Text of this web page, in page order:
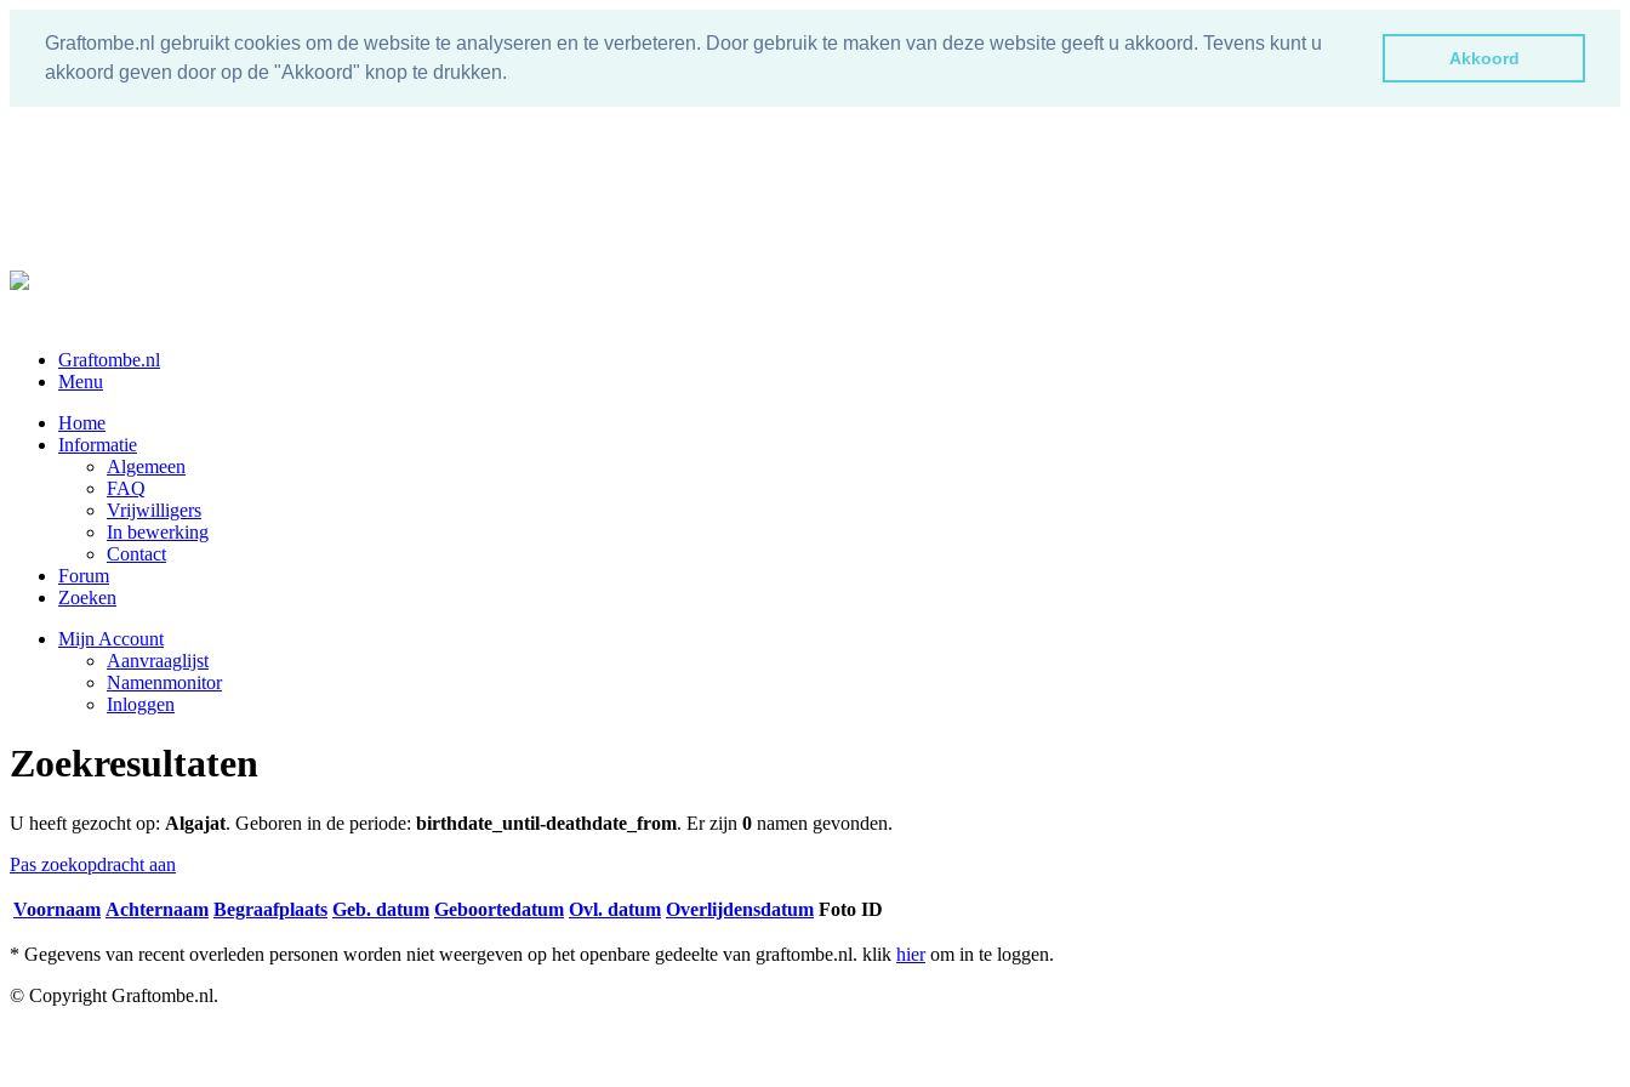
Graftombe.nl gebruikt cookies om de website te analyseren en te verbeteren. Door gebruik te maken van deze website geeft u akkoord. Tevens kunt u
akkoord geven door op de "Akkoord" knop te drukken.
Akkoord
Graftombe.nl
Menu
Home
Informatie
Algemeen
FAQ
Vrijwilligers
In bewerking
Contact
Forum
Zoeken
Mijn Account
Aanvraaglijst
Namenmonitor
Inloggen
Zoekresultaten
U heeft gezocht op: Algajat. Geboren in de periode: birthdate_until-deathdate_from. Er zijn 0 namen gevonden.
Pas zoekopdracht aan
Voornaam Achternaam Begraafplaats Geb. datum Geboortedatum Ovl. datum Overlijdensdatum Foto ID
* Gegevens van recent overleden personen worden niet weergeven op het openbare gedeelte van graftombe.nl. klik hierom in te loggen.
© Copyright Graftombe.nl.